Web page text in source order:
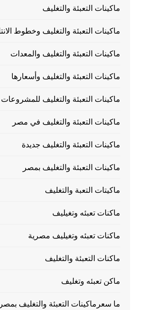
ماكينات التعبئة والتغليف
ماكينات التعبئة والتغليف وخطوط
ماكينات التعبئة والتغليف والمعدات
ماكينات التعبئة والتغليف وأسعارها
ماكينات التعبئة والتغليف
ماكينات التعبئة والتغليف في مصر
ماكينات التعبئة والتغليف جديدة
ماكينات التعبئة والتغليف بمصر
ماكيتات التعبة والتغليف
ماكنات تعبئه وتغيليف
ماكنات تعبئه وتغيليف مصرية
ماكنات التعبئة والتغليف
ماكن تعبئه وتغليف
ما سعرماكينات التعبئة والتغليف بمصر